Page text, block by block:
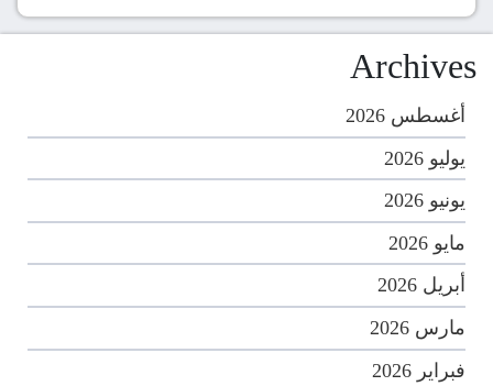
Archives
أغسطس 2026
يوليو 2026
يونيو 2026
مايو 2026
أبريل 2026
مارس 2026
فبراير 2026